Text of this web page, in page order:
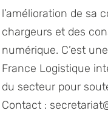
l’amélioration de sa
chargeurs et des
numérique. C’est
France Logistique
du secteur pour
Contact :